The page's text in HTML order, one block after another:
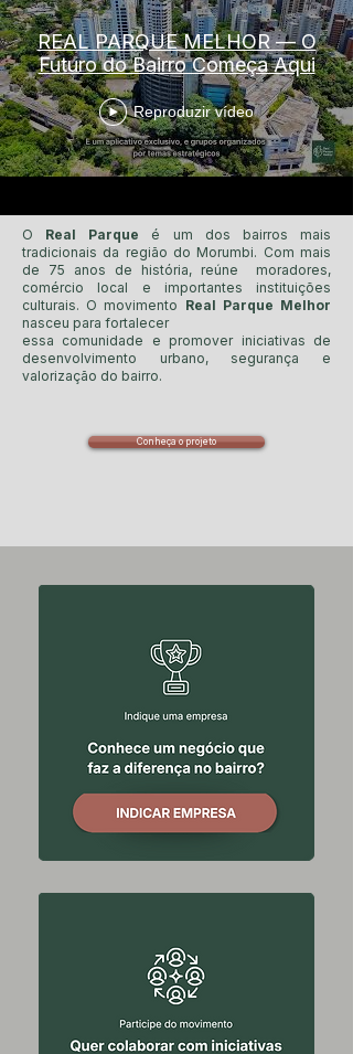
REAL PARQUE MELHOR — O
Futuro do Bairro Começa Aqui
Reproduzir vídeo
O Real Parque é um dos bairros mais
tradicionais da região do Morumbi. Com mais
de 75 anos de história, reúne moradores,
comércio local e importantes instituições
culturais. O movimento Real Parque Melhor
nasceu para fortalecer
essa comunidade e promover iniciativas de
desenvolvimento urbano, segurança e
valorização do bairro.
Conheça o projeto